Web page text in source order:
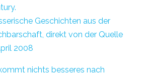
Geschichten aus der
direkt von der Quelle
2008
nichts besseres nach